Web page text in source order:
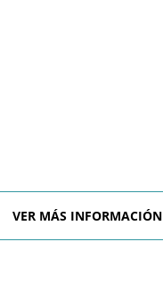
VER MÁS INFORMACIÓN